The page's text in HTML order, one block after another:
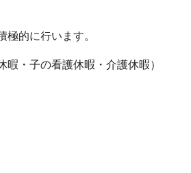
的に行います。
・子の看護休暇・介護休暇）